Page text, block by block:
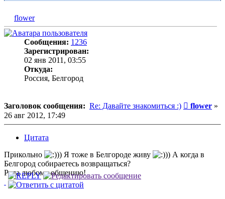
flower
Сообщения: 1236
Зарегистрирован:
02 янв 2011, 03:55
Откуда:
Россия, Белгород
Заголовок сообщения: Re: Давайте знакомиться :) flower »
26 авг 2012, 17:49
Цитата
Прикольно
)) Я тоже в Белгороде живу
)) А когда в
Белгород собираетесь возвращаться?
Рада любому общению!